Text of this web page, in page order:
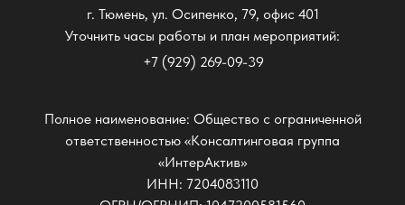
г. Тюмень, ул. Осипенко, 79, офис 401
Уточнить часы работы и план мероприятий:
+7 (929) 269-09-39
Полное наименование: Общество с ограниченной
ответственностью «Консалтинговая группа
«ИнтерАктив»
ИНН: 7204083110